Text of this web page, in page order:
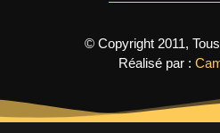
© Copyright 2011,
Réalisé par :